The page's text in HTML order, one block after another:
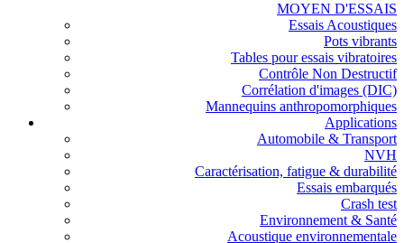
MOYEN D'ESSAIS
Essais Acoustiques
Pots vibrants
Tables pour essais vibratoires
Contrôle Non Destructif
Corrélation d'images (DIC)
Mannequins anthropomorphiques
Applications
Automobile & Transport
NVH
Caractérisation, fatigue & durabilité
Essais embarqués
Crash test
Environnement & Santé
Acoustique environnementale